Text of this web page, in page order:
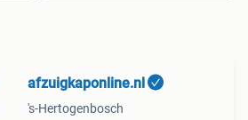
afzuigkaponline.nl
's-Hertogenbosch